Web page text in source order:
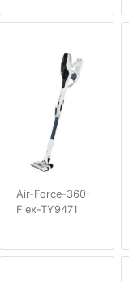
Air-Force-360-
Flex-TY9471